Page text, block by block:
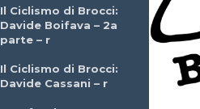
Il Ciclismo di Brocci:
Davide Boifava – 2a
parte – r
Il Ciclismo di Brocci:
Davide Cassani – r